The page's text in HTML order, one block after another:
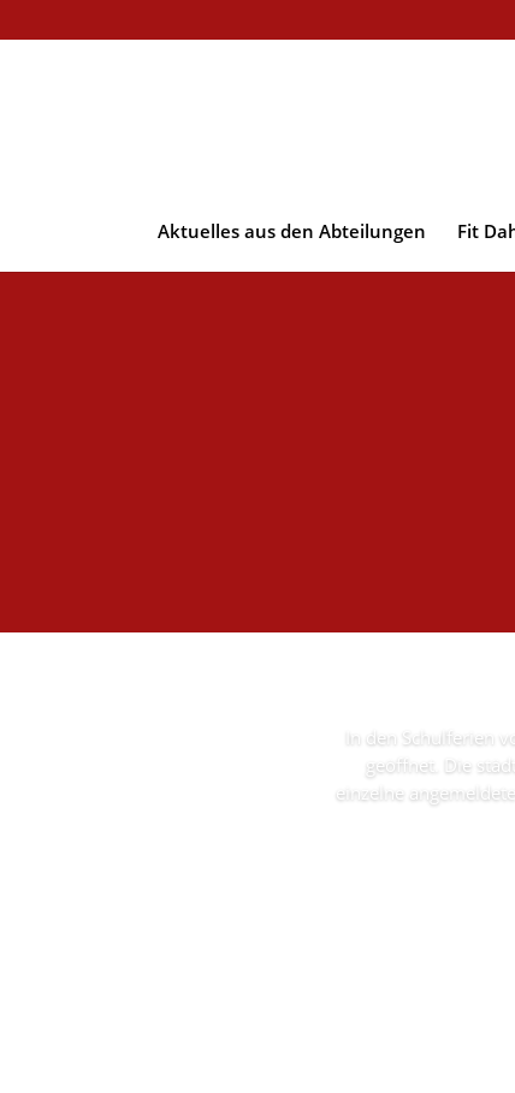
Aktuelles aus den Abteilungen Fit
In den Schulferien
geöffnet. Die
einzelne